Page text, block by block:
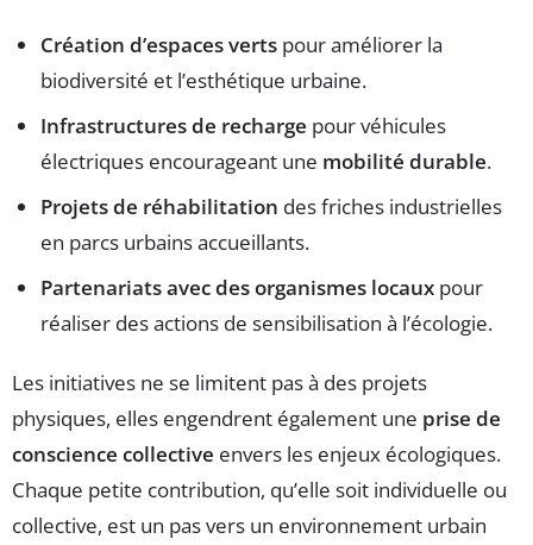
Création d’espaces verts pour améliorer la
biodiversité et l’esthétique urbaine.
Infrastructures de recharge pour véhicules
électriques encourageant une mobilité durable.
Projets de réhabilitation des friches industrielles
en parcs urbains accueillants.
Partenariats avec des organismes locaux pour
réaliser des actions de sensibilisation à l’écologie.
Les initiatives ne se limitent pas à des projets
physiques, elles engendrent également une prise de
conscience collective envers les enjeux écologiques.
Chaque petite contribution, qu’elle soit individuelle ou
collective, est un pas vers un environnement urbain